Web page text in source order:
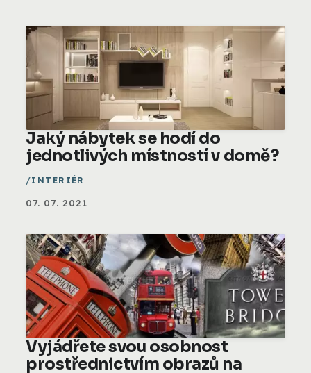
Jaký nábytek se hodí do
jednotlivých místností v domě?
INTERIÉR
07. 07. 2021
Vyjádřete svou osobnost
prostřednictvím obrazů na